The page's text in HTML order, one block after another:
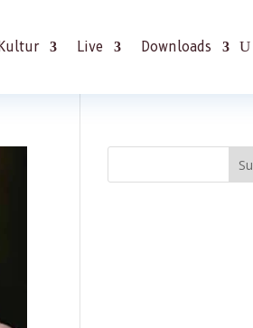
Live Downloads